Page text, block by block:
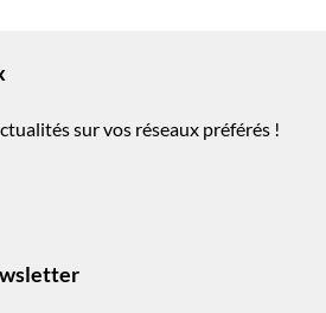
sur vos réseaux préférés !